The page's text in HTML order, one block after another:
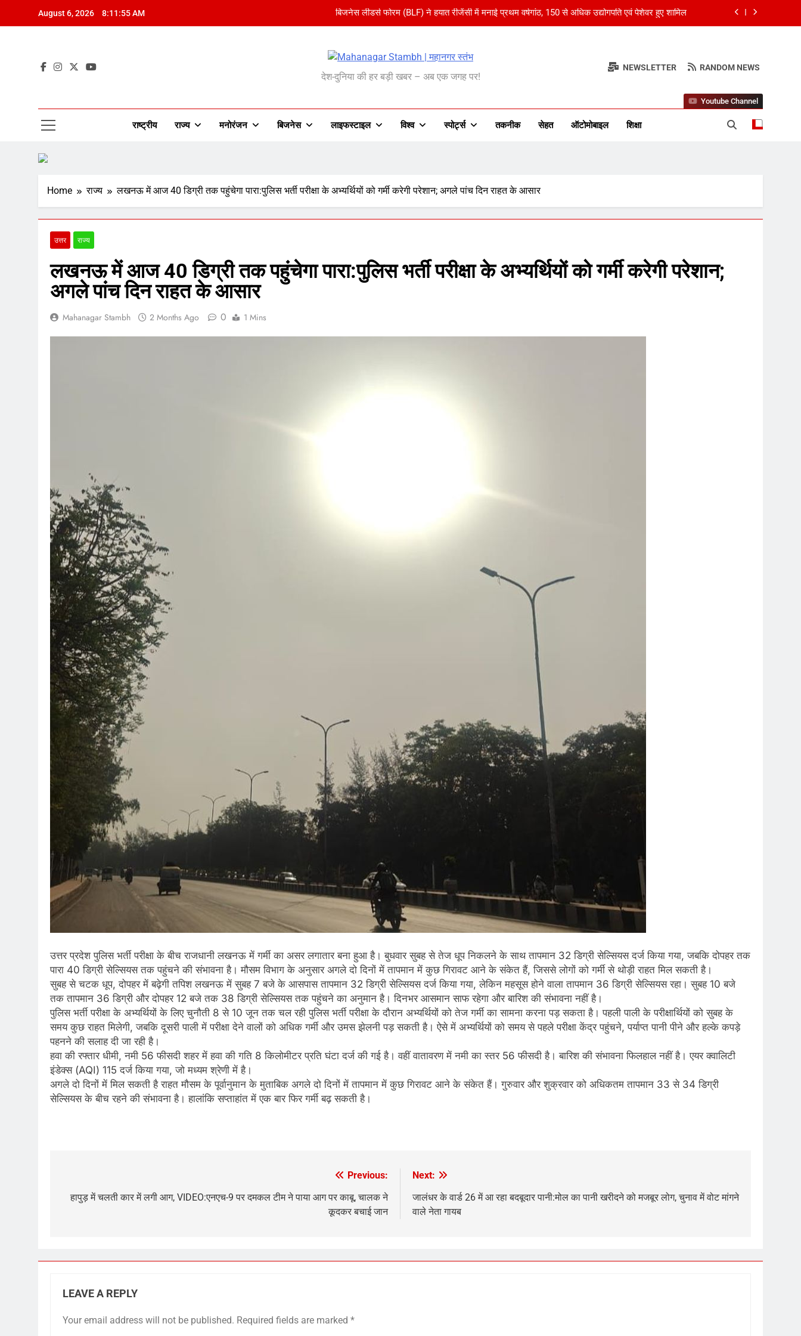
August 6, 2026 8:11:56 AM बिजनेस लीडर्स फोरम (BLF) ने हयात रीजेंसी में मनाई प्रथम वर्षगांठ, 150 से अधिक उद्योगपति एवं पेशेवर हुए शामिल
भारतीय विमेंस टीम टी-20 वर्ल्ड कप का वार्म-अप मैच हारी:इंग्लैंड ने 5 रन से हराया; ऋचा घोष की फिफ्टी बेकार
शेपिंग फ्यूचर के बैनर तले डॉक्टरों और चार्टर्ड अकाउंटेंट्स के बीच रोमांचक बैडमिंटन प्रतियोगिता
बिजनेस लीडर्स फोरम (BLF) ने हयात रीजेंसी में मनाई प्रथम वर्षगांठ, 150 से अधिक उद्योगपति एवं पेशेवर हुए शामिल
Mahanagar Stambh | महानगर स्तंभ
देश-दुनिया की हर बड़ी खबर – अब एक जगह पर!
NEWSLETTER RANDOM NEWS
राष्ट्रीय राज्य मनोरंजन बिजनेस लाइफस्टाइल विश्व ‎स्पोर्ट्स तकनीक सेहत ऑटोमोबाइल शिक्षा
Youtube Channel
Home राज्य लखनऊ में आज 40 डिग्री तक पहुंचेगा पारा:पुलिस भर्ती परीक्षा के अभ्यर्थियों को गर्मी करेगी परेशान; अगले पांच दिन राहत के आसार
उत्तर राज्य
लखनऊ में आज 40 डिग्री तक पहुंचेगा पारा:पुलिस भर्ती परीक्षा के अभ्यर्थियों को गर्मी करेगी परेशान;
अगले पांच दिन राहत के आसार
Mahanagar Stambh 2 Months Ago 0 1 Mins
उत्तर प्रदेश पुलिस भर्ती परीक्षा के बीच राजधानी लखनऊ में गर्मी का असर लगातार बना हुआ है। बुधवार सुबह से तेज धूप निकलने के साथ तापमान 32 डिग्री सेल्सियस दर्ज किया गया, जबकि दोपहर तक
पारा 40 डिग्री सेल्सियस तक पहुंचने की संभावना है। मौसम विभाग के अनुसार अगले दो दिनों में तापमान में कुछ गिरावट आने के संकेत हैं, जिससे लोगों को गर्मी से थोड़ी राहत मिल सकती है।
सुबह से चटक धूप, दोपहर में बढ़ेगी तपिश लखनऊ में सुबह 7 बजे के आसपास तापमान 32 डिग्री सेल्सियस दर्ज किया गया, लेकिन महसूस होने वाला तापमान 36 डिग्री सेल्सियस रहा। सुबह 10 बजे
तक तापमान 36 डिग्री और दोपहर 12 बजे तक 38 डिग्री सेल्सियस तक पहुंचने का अनुमान है। दिनभर आसमान साफ रहेगा और बारिश की संभावना नहीं है।
पुलिस भर्ती परीक्षा के अभ्यर्थियों के लिए चुनौती 8 से 10 जून तक चल रही पुलिस भर्ती परीक्षा के दौरान अभ्यर्थियों को तेज गर्मी का सामना करना पड़ सकता है। पहली पाली के परीक्षार्थियों को सुबह के
समय कुछ राहत मिलेगी, जबकि दूसरी पाली में परीक्षा देने वालों को अधिक गर्मी और उमस झेलनी पड़ सकती है। ऐसे में अभ्यर्थियों को समय से पहले परीक्षा केंद्र पहुंचने, पर्याप्त पानी पीने और हल्के कपड़े
पहनने की सलाह दी जा रही है।
हवा की रफ्तार धीमी, नमी 56 फीसदी शहर में हवा की गति 8 किलोमीटर प्रति घंटा दर्ज की गई है। वहीं वातावरण में नमी का स्तर 56 फीसदी है। बारिश की संभावना फिलहाल नहीं है। एयर क्वालिटी
इंडेक्स (AQI) 115 दर्ज किया गया, जो मध्यम श्रेणी में है।
अगले दो दिनों में मिल सकती है राहत मौसम के पूर्वानुमान के मुताबिक अगले दो दिनों में तापमान में कुछ गिरावट आने के संकेत हैं। गुरुवार और शुक्रवार को अधिकतम तापमान 33 से 34 डिग्री
सेल्सियस के बीच रहने की संभावना है। हालांकि सप्ताहांत में एक बार फिर गर्मी बढ़ सकती है।
navigation
Previous:
हापुड़ में चलती कार में लगी आग, VIDEO:एनएच-9 पर दमकल टीम ने पाया आग पर काबू, चालक ने
कूदकर बचाई जान
Next:
जालंधर के वार्ड 26 में आ रहा बदबूदार पानी:मोल का पानी खरीदने को मजबूर लोग, चुनाव में वोट मांगने
वाले नेता गायब
LEAVE A REPLY
Your email address will not be published. Required fields are marked *